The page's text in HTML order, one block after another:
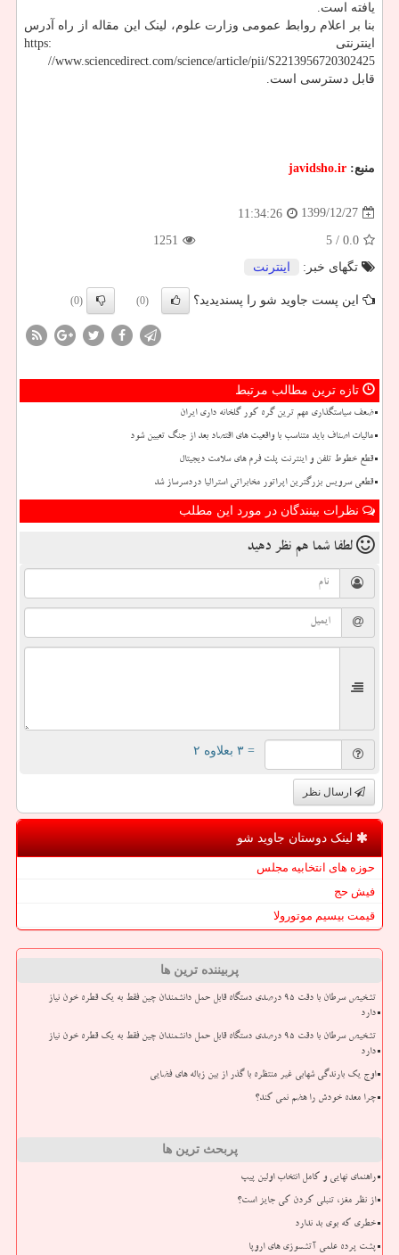
یافته است.
بنا بر اعلام روابط عمومی وزارت علوم، لینک این مقاله از راه آدرس
اینترنتی https:
//www.sciencedirect.com/science/article/pii/S2213956720302425
قابل دسترسی است.
منبع: javidsho.ir
1399/12/27
11:34:26
0.0
/ 5
1251
تگهای خبر:
اینترنت
این پست جاوید شو را پسندیدید؟ (0)
(0)
تازه ترین مطالب مرتبط
ضعف سیاستگذاری مهم ترین گره کور گلخانه داری ایران
مالیات اصناف باید متناسب با واقعیت های اقتصاد بعد از جنگ تعیین شود
قطع خطوط تلفن و اینترنت پلت فرم های سلامت دیجیتال
قطعی سرویس بزرگترین اپراتور مخابراتی استرالیا دردسرساز شد
نظرات بینندگان در مورد این مطلب
لطفا شما هم نظر دهید
= ۳ بعلاوه ۲
ارسال نظر
لینک دوستان جاوید شو
حوزه های انتخابیه مجلس
فیش حج
قیمت بیسیم موتورولا
پربیننده ترین ها
تشخیص سرطان با دقت ۹۵ درصدی دستگاه قابل حمل دانشمندان چین فقط به یک قطره خون نیاز
دارد
تشخیص سرطان با دقت ۹۵ درصدی دستگاه قابل حمل دانشمندان چین فقط به یک قطره خون نیاز
دارد
اوج یک بارندگی شهابی غیر منتظره با گذر از بین زباله های فضایی
چرا معده خودش را هضم نمی کند؟
پربحث ترین ها
راهنمای نهایی و کامل انتخاب اولین پیپ
از نظر مغز، تنبلی کردن کی جایز است؟
خطری که بوی بد ندارد
پشت پرده علمی آتشسوزی های اروپا